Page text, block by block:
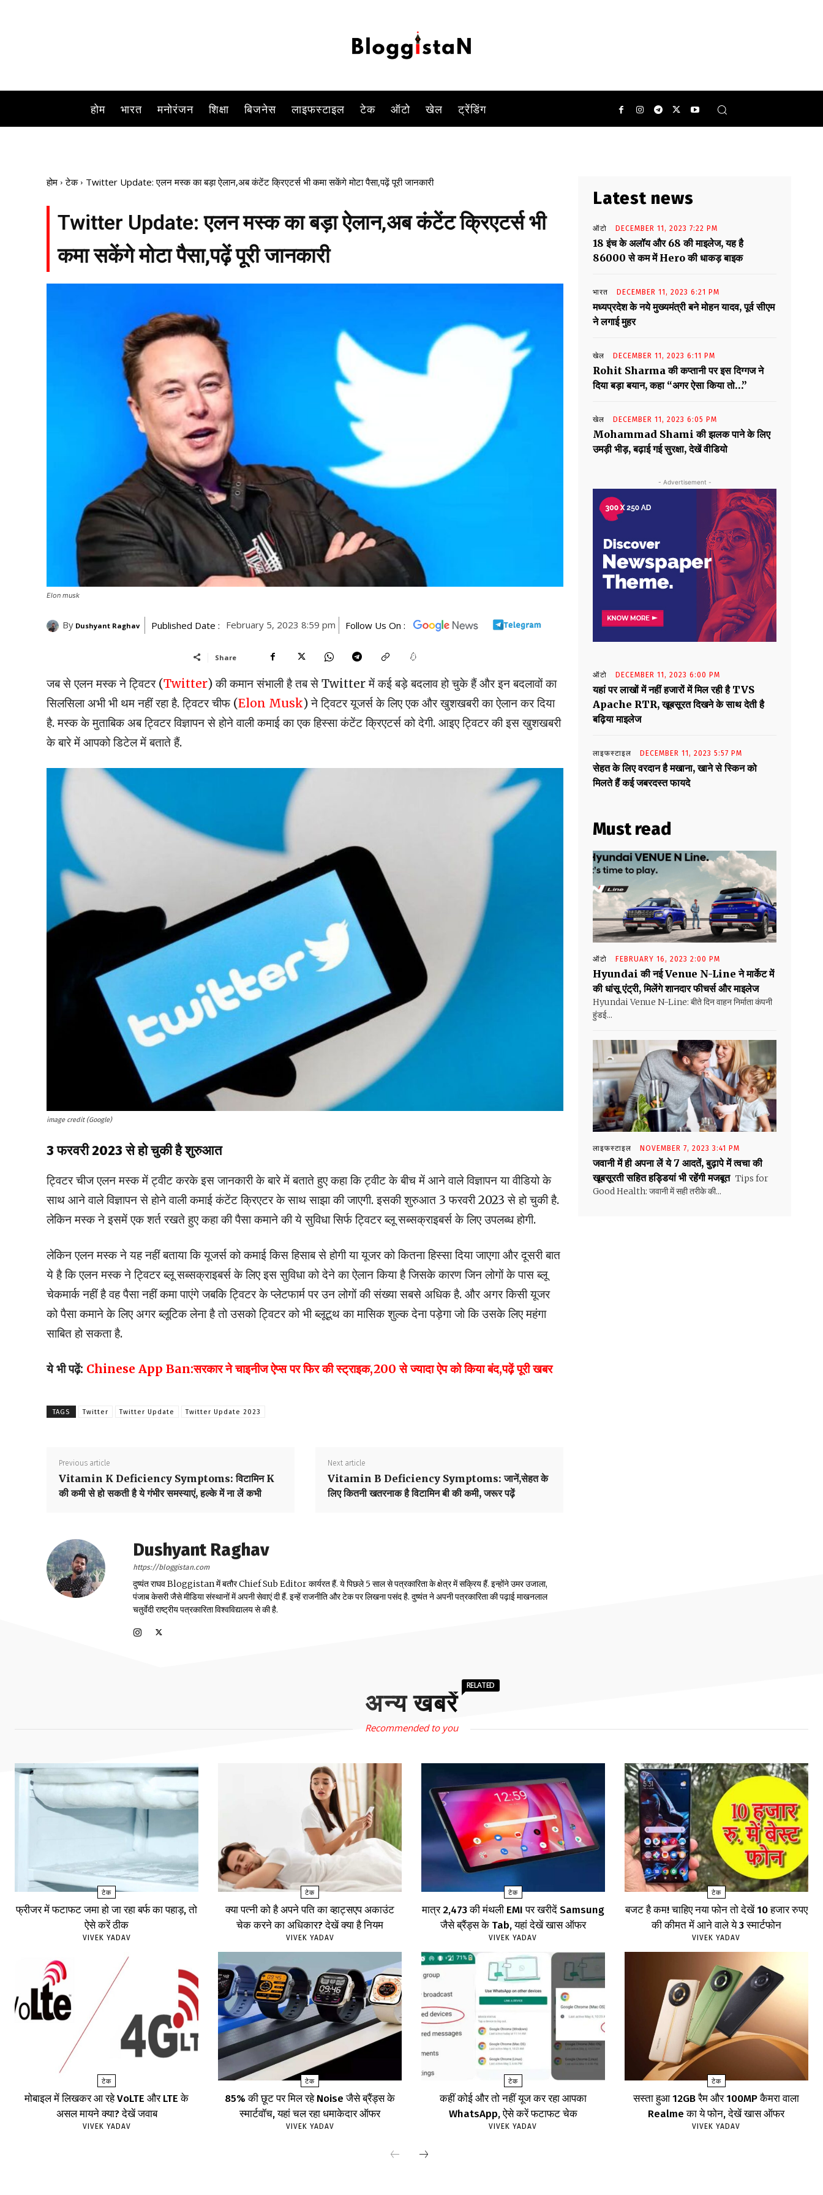
होम भारत मनोरंजन शिक्षा बिजनेस लाइफस्टाइल टेक ऑटो खेल ट्रेंडिंग
होम टेक Twitter Update: एलन मस्क का बड़ा ऐलान,अब कंटेंट क्रिएटर्स भी कमा सकेंगे मोटा पैसा,पढ़ें पूरी जानकारी
Twitter Update: एलन मस्क का बड़ा ऐलान,अब कंटेंट क्रिएटर्स भी
कमा सकेंगे मोटा पैसा,पढ़ें पूरी जानकारी
Elon musk
By Dushyant Raghav Published Date : February 5, 2023 8:59 pm Follow Us On :
Share
जब से एलन मस्क ने ट्विटर (Twitter) की कमान संभाली है तब से Twitter में कई बड़े बदलाव हो चुके हैं और इन बदलावों का
सिलसिला अभी भी थम नहीं रहा है. ट्विटर चीफ (Elon Musk) ने टि्वटर यूजर्स के लिए एक और खुशखबरी का ऐलान कर दिया
है. मस्क के मुताबिक अब ट्विटर विज्ञापन से होने वाली कमाई का एक हिस्सा कंटेंट क्रिएटर्स को देगी. आइए ट्विटर की इस खुशखबरी
के बारे में आपको डिटेल में बताते हैं.
image credit (Google)
3 फरवरी 2023 से हो चुकी है शुरुआत
ट्विटर चीज एलन मस्क में ट्वीट करके इस जानकारी के बारे में बताते हुए कहा कि ट्वीट के बीच में आने वाले विज्ञापन या वीडियो के
साथ आने वाले विज्ञापन से होने वाली कमाई कंटेंट क्रिएटर के साथ साझा की जाएगी. इसकी शुरुआत 3 फरवरी 2023 से हो चुकी है.
लेकिन मस्क ने इसमें एक शर्त रखते हुए कहा की पैसा कमाने की ये सुविधा सिर्फ ट्विटर ब्लू सब्सक्राइबर्स के लिए उपलब्ध होगी.
लेकिन एलन मस्क ने यह नहीं बताया कि यूजर्स को कमाई किस हिसाब से होगी या यूजर को कितना हिस्सा दिया जाएगा और दूसरी बात
ये है कि एलन मस्क ने ट्विटर ब्लू सब्सक्राइबर्स के लिए इस सुविधा को देने का ऐलान किया है जिसके कारण जिन लोगों के पास ब्लू
चेकमार्क नहीं है वह पैसा नहीं कमा पाएंगे जबकि ट्विटर के प्लेटफार्म पर उन लोगों की संख्या सबसे अधिक है. और अगर किसी यूजर
को पैसा कमाने के लिए अगर ब्लूटिक लेना है तो उसको ट्विटर को भी ब्लूटूथ का मासिक शुल्क देना पड़ेगा जो कि उसके लिए महंगा
साबित हो सकता है.
ये भी पढ़ें: Chinese App Ban:सरकार ने चाइनीज ऐप्स पर फिर की स्ट्राइक,200 से ज्यादा ऐप को किया बंद,पढ़ें पूरी खबर
TAGS Twitter Twitter Update Twitter Update 2023
Previous article
Vitamin K Deficiency Symptoms: विटामिन K
की कमी से हो सकती है ये गंभीर समस्याएं, हल्के में ना लें कभी
Next article
Vitamin B Deficiency Symptoms: जानें,सेहत के
लिए कितनी खतरनाक है विटामिन बी की कमी, जरूर पढ़ें
Dushyant Raghav
https://bloggistan.com
दुष्यंत राघव Bloggistan में बतौर Chief Sub Editor कार्यरत हैं. ये पिछले 5 साल से पत्रकारिता के क्षेत्र में सक्रिय हैं. इन्होंने उमर उजाला,
पंजाब केसरी जैसे मीडिया संस्थानों में अपनी सेवाएं दी हैं. इन्हें राजनीति और टेक पर लिखना पसंद है. दुष्यंत ने अपनी पत्रकारिता की पढ़ाई माखनलाल
चतुर्वेदी राष्ट्रीय पत्रकारिता विश्वविद्यालय से की है.
Latest news
ऑटो DECEMBER 11, 2023 7:22 PM
18 इंच के अलॉय और 68 की माइलेज, यह है
86000 से कम में Hero की धाकड़ बाइक
भारत DECEMBER 11, 2023 6:21 PM
मध्यप्रदेश के नये मुख्यमंत्री बने मोहन यादव, पूर्व सीएम
ने लगाई मुहर
खेल DECEMBER 11, 2023 6:11 PM
Rohit Sharma की कप्तानी पर इस दिग्गज ने
दिया बड़ा बयान, कहा “अगर ऐसा किया तो…”
खेल DECEMBER 11, 2023 6:05 PM
Mohammad Shami की झलक पाने के लिए
उमड़ी भीड़, बढ़ाई गई सुरक्षा, देखें वीडियो
- Advertisement -
ऑटो DECEMBER 11, 2023 6:00 PM
यहां पर लाखों में नहीं हजारों में मिल रही है TVS
Apache RTR, खूबसूरत दिखने के साथ देती है
बढ़िया माइलेज
लाइफस्टाइल DECEMBER 11, 2023 5:57 PM
सेहत के लिए वरदान है मखाना, खाने से स्किन को
मिलते हैं कई जबरदस्त फायदे
Must read
ऑटो FEBRUARY 16, 2023 2:00 PM
Hyundai की नई Venue N-Line ने मार्केट में
की धांसू एंट्री, मिलेंगे शानदार फीचर्स और माइलेज
Hyundai Venue N-Line: बीते दिन वाहन निर्माता कंपनी
हुंडई...
लाइफस्टाइल NOVEMBER 7, 2023 3:41 PM
जवानी में ही अपना लें ये 7 आदतें, बुढ़ापे में त्वचा की
खूबसूरती सहित हड्डियां भी रहेंगी मजबूत Tips for
Good Health: जवानी में सही तरीके की...
अन्य खबरें
RELATED
Recommended to you
टेक
फ्रीजर में फटाफट जमा हो जा रहा बर्फ का पहाड़, तो
ऐसे करें ठीक
VIVEK YADAV
टेक
क्या पत्नी को है अपने पति का व्हाट्सएप अकाउंट
चेक करने का अधिकार? देखें क्या है नियम
VIVEK YADAV
टेक
मात्र ₹2,473 की मंथली EMI पर खरीदें Samsung
जैसे ब्रैंड्स के Tab, यहां देखें खास ऑफर
VIVEK YADAV
टेक
बजट है कम! चाहिए नया फोन तो देखें 10 हजार रुपए
की कीमत में आने वाले ये 3 स्मार्टफोन
VIVEK YADAV
टेक
मोबाइल में लिखकर आ रहे VoLTE और LTE के
असल मायने क्या? देखें जवाब
VIVEK YADAV
टेक
85% की छूट पर मिल रहे Noise जैसे ब्रैंड्स के
स्मार्टवॉच, यहां चल रहा धमाकेदार ऑफर
VIVEK YADAV
टेक
कहीं कोई और तो नहीं यूज कर रहा आपका
WhatsApp, ऐसे करें फटाफट चेक
VIVEK YADAV
टेक
सस्ता हुआ 12GB रैम और 100MP कैमरा वाला
Realme का ये फोन, देखें खास ऑफर
VIVEK YADAV